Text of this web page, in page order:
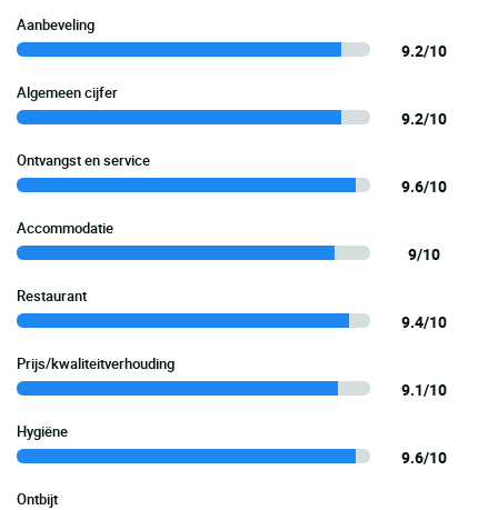
Aanbeveling
9.2/10
Algemeen cijfer
9.2/10
Ontvangst en service
9.6/10
Accommodatie
9/10
Restaurant
9.4/10
Prijs/kwaliteitverhouding
9.1/10
Hygiëne
9.6/10
Ontbijt